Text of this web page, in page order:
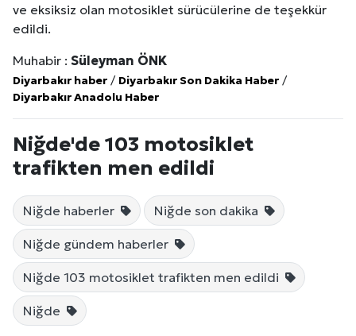
ve eksiksiz olan motosiklet sürücülerine de teşekkür
edildi.
Muhabir : Süleyman ÖNK
Diyarbakır haber / Diyarbakır Son Dakika Haber /
Diyarbakır Anadolu Haber
Niğde'de 103 motosiklet
trafikten men edildi
Niğde haberler Niğde son dakika
Niğde gündem haberler
Niğde 103 motosiklet trafikten men edildi
Niğde